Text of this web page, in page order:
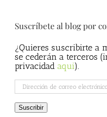
Suscríbete al blog por
¿Quieres suscribirte a
se cederán a terceros
privacidad aqui).
Dirección
de
correo
electrónico
Suscribir